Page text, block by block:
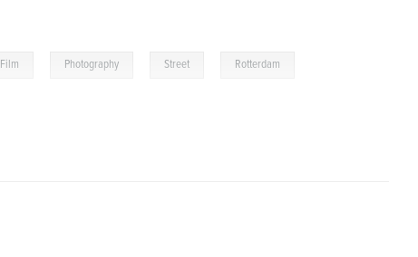
Film Photography Street Rotterdam